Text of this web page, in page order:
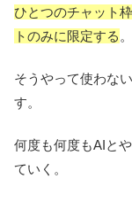
ひとつのチャット
トのみに限定する 。
そうやって使わな
す。
何度も何度もAIと
ていく。